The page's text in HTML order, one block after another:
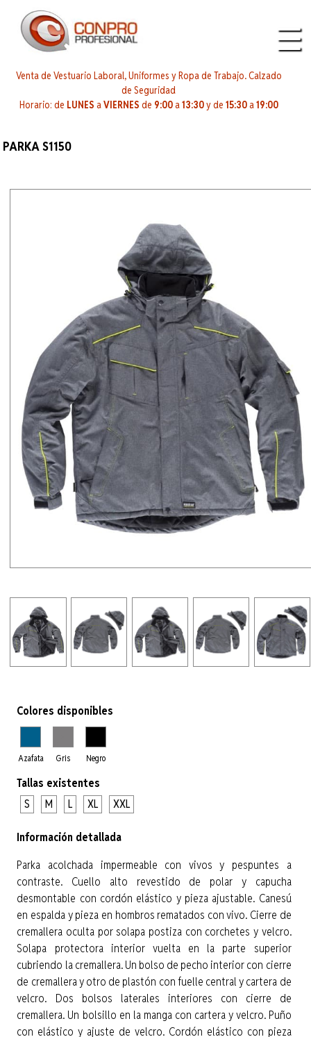
Venta de Vestuario Laboral, Uniformes y Ropa de Trabajo. Calzado
de Seguridad
Horario: de LUNES aVIERNES de 9:00a13:30y de 15:30a19:00
PARKA S1150
Colores disponibles
Azafata Gris Negro
Tallas existentes
S
M L XL XXL
Información detallada
Parka acolchada impermeable con vivos y pespuntes a
contraste. Cuello alto revestido de polar y capucha
desmontable con cordón elástico y pieza ajustable. Canesú
en espalda y pieza en hombros rematados con vivo. Cierre de
cremallera oculta por solapa postiza con corchetes y velcro.
Solapa protectora interior vuelta en la parte superior
cubriendo la cremallera. Un bolso de pecho interior con cierre
de cremallera y otro de plastón con fuelle central y cartera de
velcro. Dos bolsos laterales interiores con cierre de
cremallera. Un bolsillo en la manga con cartera y velcro. Puño
con elástico y ajuste de velcro. Cordón elástico con pieza